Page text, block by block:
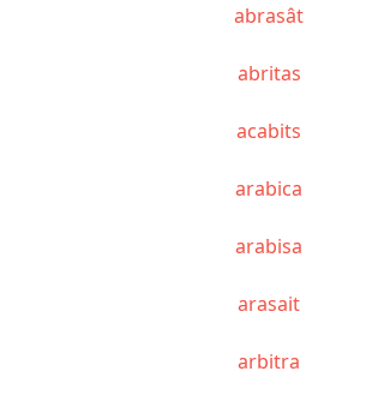
abrasât
abritas
acabits
arabica
arabisa
arasait
arbitra